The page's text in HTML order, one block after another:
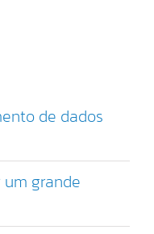
de dados
um grande